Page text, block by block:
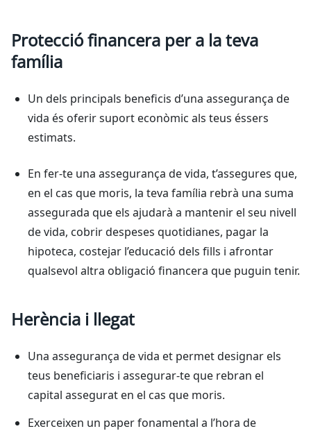
Protecció financera per a la teva
família
Un dels principals beneficis d’una assegurança de
vida és oferir suport econòmic als teus éssers
estimats.
En fer-te una assegurança de vida, t’assegures que,
en el cas que moris, la teva família rebrà una suma
assegurada que els ajudarà a mantenir el seu nivell
de vida, cobrir despeses quotidianes, pagar la
hipoteca, costejar l’educació dels fills i afrontar
qualsevol altra obligació financera que puguin tenir.
Herència i llegat
Una assegurança de vida et permet designar els
teus beneficiaris i assegurar-te que rebran el
capital assegurat en el cas que moris.
Exerceixen un paper fonamental a l’hora de